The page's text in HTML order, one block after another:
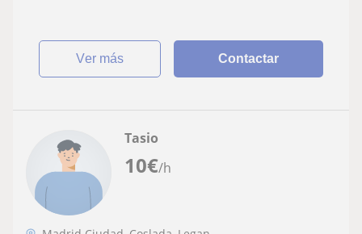
ver más Contactar
10€/h
Tasio